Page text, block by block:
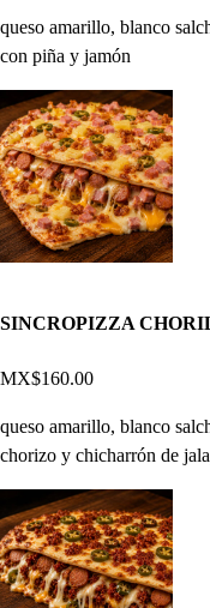
queso amarillo, blanco
con piña y jamón
SINCROPIZZA
MX$160.00
queso amarillo, blanco
chorizo y chicharrón de